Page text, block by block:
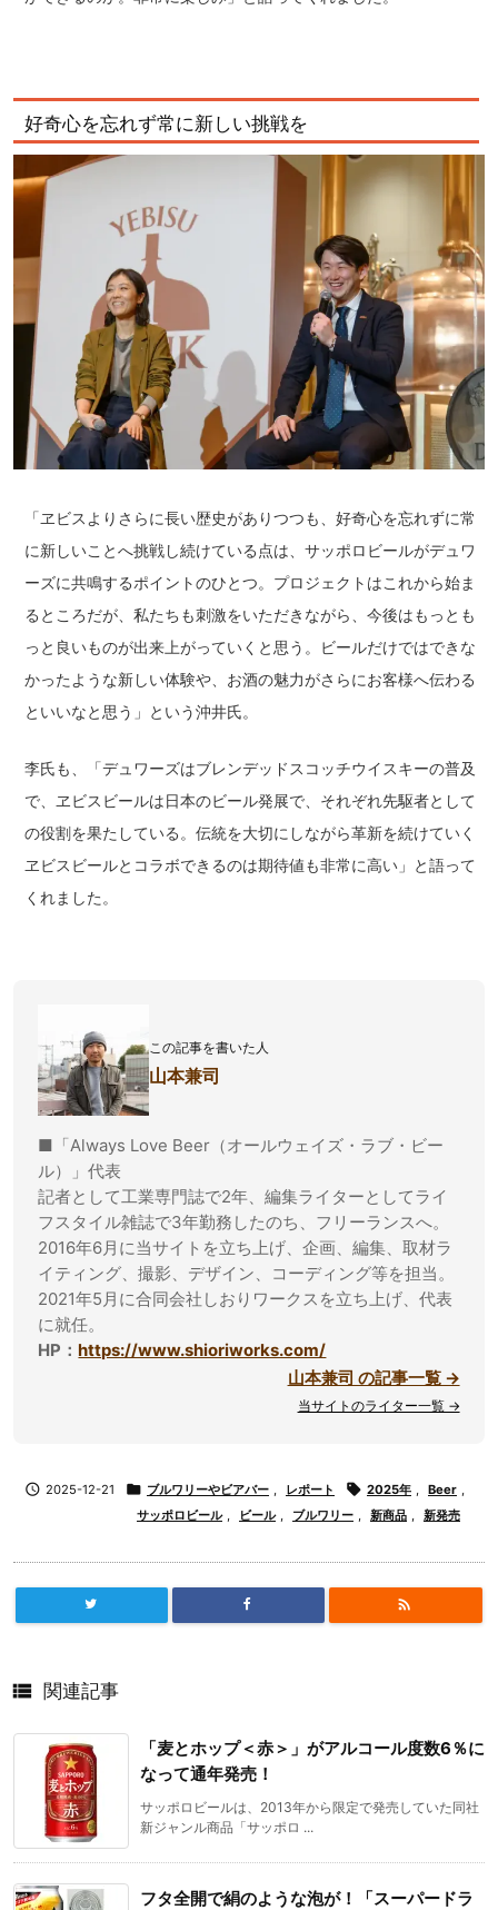
好奇心を忘れず常に新しい挑戦を
「ヱビスよりさらに長い歴史がありつつも、好奇心を忘れずに常
に新しいことへ挑戦し続けている点は、サッポロビールがデュワ
ーズに共鳴するポイントのひとつ。プロジェクトはこれから始ま
るところだが、私たちも刺激をいただきながら、今後はもっとも
っと良いものが出来上がっていくと思う。ビールだけではできな
かったような新しい体験や、お酒の魅力がさらにお客様へ伝わる
といいなと思う」という沖井氏。
李氏も、「デュワーズはブレンデッドスコッチウイスキーの普及
で、ヱビスビールは日本のビール発展で、それぞれ先駆者として
の役割を果たしている。伝統を大切にしながら革新を続けていく
ヱビスビールとコラボできるのは期待値も非常に高い」と語って
くれました。
この記事を書いた人
山本兼司
■「Always Love Beer（オールウェイズ・ラブ・ビー
ル）」代表
記者として工業専門誌で2年、編集ライターとしてライ
フスタイル雑誌で3年勤務したのち、フリーランスへ。
2016年6月に当サイトを立ち上げ、企画、編集、取材ラ
イティング、撮影、デザイン、コーディング等を担当。
2021年5月に合同会社しおりワークスを立ち上げ、代表
に就任。
HP：https://www.shioriworks.com/
山本兼司 の記事一覧 →
当サイトのライター一覧 →
 2025-12-21  ブルワリーやビアバー レポート  2025年 Beer
サッポロビール
ビール ブルワリー 新商品 新発売

 関連記事
「麦とホップ＜赤＞」がアルコール度数6％に
なって通年発売！
サッポロビールは、2013年から限定で発売していた同社
新ジャンル商品「サッポロ ...
フタ全開で絹のような泡が！「スーパードラ